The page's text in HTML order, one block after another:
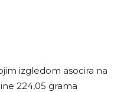
izgledom asocira na
224,05 grama